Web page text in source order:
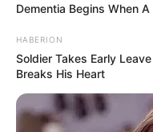
Dementia Begins When
HABERION
Soldier Takes Early
Breaks His Heart